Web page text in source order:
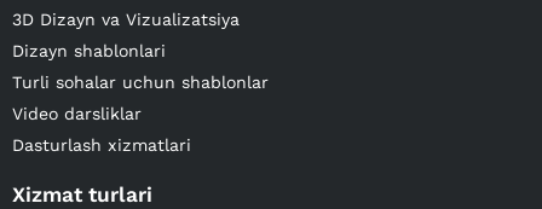
3D Dizayn va Vizualizatsiya
Dizayn shablonlari
Turli sohalar uchun shablonlar
Video darsliklar
Dasturlash xizmatlari
Xizmat turlari